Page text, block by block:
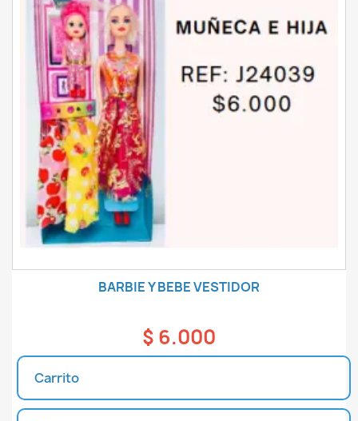
BARBIE Y BEBE VESTIDOR
$ 6.000
Carrito